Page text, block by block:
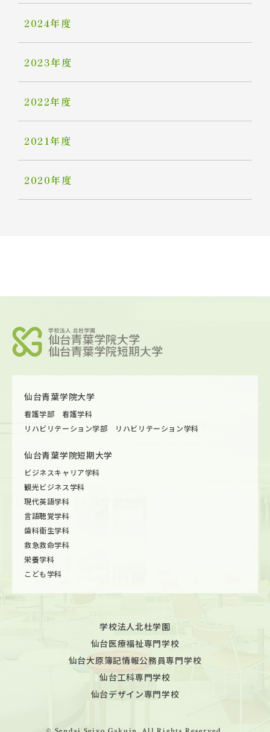
2024年度
2023年度
2022年度
2021年度
2020年度
仙台青葉学院大学
看護学部 看護学科
リハビリテーション学部 リハビリテーション学科
仙台青葉学院短期大学
ビジネスキャリア学科
観光ビジネス学科
現代英語学科
言語聴覚学科
歯科衛生学科
救急救命学科
栄養学科
こども学科
学校法人北杜学園
仙台医療福祉専門学校
仙台大原簿記情報公務員専門学校
仙台工科専門学校
仙台デザイン専門学校